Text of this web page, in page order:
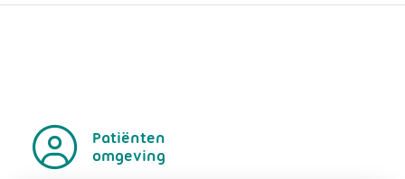
Patiënten
omgeving